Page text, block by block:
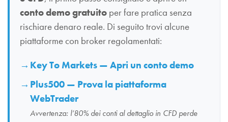
conto demo gratuito per fare pratica senza
rischiare denaro reale. Di seguito trovi alcune
piattaforme con broker regolamentati:
Key To Markets — Apri un conto demo
Plus500 — Prova la piattaforma
WebTrader
Avvertenza: l’80% dei conti al dettaglio in CFD perde